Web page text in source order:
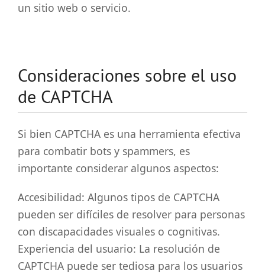
un sitio web o servicio.
Consideraciones sobre el uso
de CAPTCHA
Si bien CAPTCHA es una herramienta efectiva
para combatir bots y spammers, es
importante considerar algunos aspectos:
Accesibilidad: Algunos tipos de CAPTCHA
pueden ser difíciles de resolver para personas
con discapacidades visuales o cognitivas.
Experiencia del usuario: La resolución de
CAPTCHA puede ser tediosa para los usuarios